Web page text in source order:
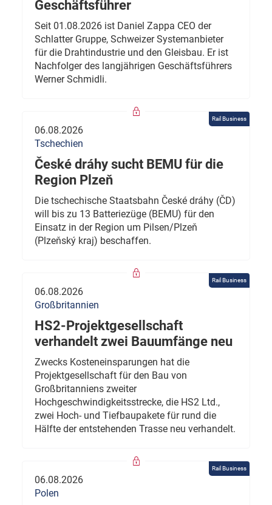
Geschäftsführer
Seit 01.08.2026 ist Daniel Zappa CEO der
Schlatter Gruppe, Schweizer Systemanbieter
für die Drahtindustrie und den Gleisbau. Er ist
Nachfolger des langjährigen Geschäftsführers
Werner Schmidli.
Rail Business
06.08.2026
Tschechien
České dráhy sucht BEMU für die
Region Plzeň
Die tschechische Staatsbahn České dráhy (ČD)
will bis zu 13 Batteriezüge (BEMU) für den
Einsatz in der Region um Pilsen/Plzeň
(Plzeňský kraj) beschaffen.
Rail Business
06.08.2026
Großbritannien
HS2-Projektgesellschaft
verhandelt zwei Bauumfänge neu
Zwecks Kosteneinsparungen hat die
Projektgesellschaft für den Bau von
Großbritanniens zweiter
Hochgeschwindigkeitsstrecke, die HS2 Ltd.,
zwei Hoch- und Tiefbaupakete für rund die
Hälfte der entstehenden Trasse neu verhandelt.
Rail Business
06.08.2026
Polen